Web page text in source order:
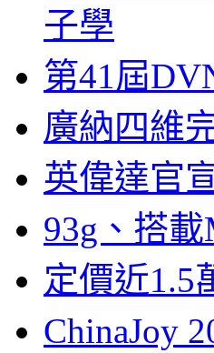
子學
第41屆
廣納四維
英偉達官
93g、搭
定價近1.5
ChinaJoy